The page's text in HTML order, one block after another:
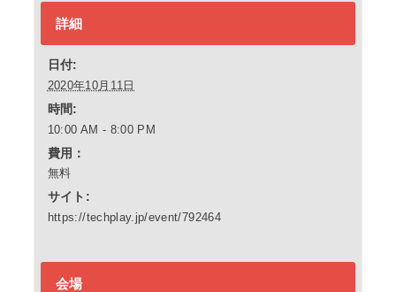
詳細
日付:
2020年10月11日
時間:
10:00 AM - 8:00 PM
費用：
無料
サイト:
https://techplay.jp/event/792464
会場